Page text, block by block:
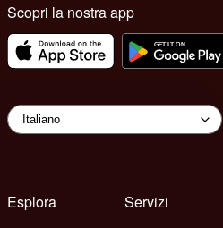
Scopri la nostra app
Esplora
Servizi